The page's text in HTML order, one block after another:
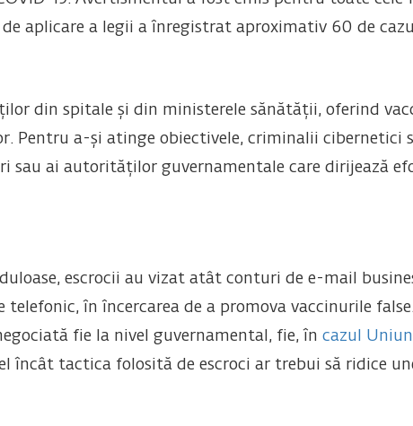
de aplicare a legii a înregistrat aproximativ 60 de
din spitale și din ministerele sănătății, oferind
Pentru a-și atinge obiectivele, criminalii cibernetici
sau ai autorităților guvernamentale care dirijează
escrocii au vizat atât conturi de e-mail
în încercarea de a promova vaccinurile
fie la nivel guvernamental, fie, în cazul
încât tactica folosită de escroci ar trebui să ridice